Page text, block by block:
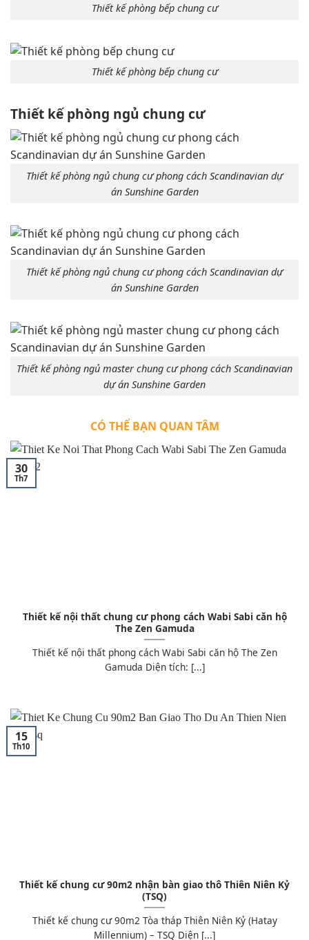
Thiết kế phòng bếp chung cư
Thiết kế phòng bếp chung cư
Thiết kế phòng ngủ chung cư
Thiết kế phòng ngủ chung cư phong cách Scandinavian dự
án Sunshine Garden
Thiết kế phòng ngủ chung cư phong cách Scandinavian dự
án Sunshine Garden
Thiết kế phòng ngủ master chung cư phong cách Scandinavian
dự án Sunshine Garden
CÓ THỂ BẠN QUAN TÂM
Thiết kế nội thất chung cư phong cách Wabi Sabi căn hộ
The Zen Gamuda
Thiết kế nội thất phong cách Wabi Sabi căn hộ The Zen
Gamuda Diện tích: [...]
30
Th7
Thiết kế chung cư 90m2 nhận bàn giao thô Thiên Niên Kỷ
(TSQ)
Thiết kế chung cư 90m2 Tòa tháp Thiên Niên Kỷ (Hatay
Millennium) – TSQ Diện [...]
15
Th10